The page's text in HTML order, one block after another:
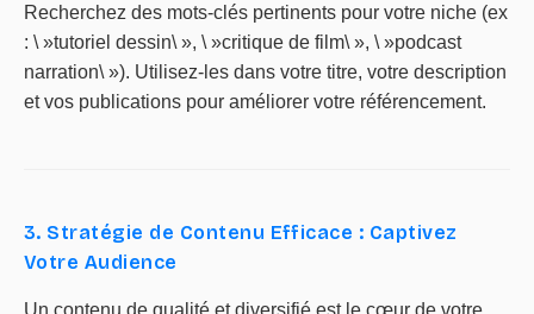
Recherchez des mots-clés pertinents pour votre niche (ex
: \ »tutoriel dessin\ », \ »critique de film\ », \ »podcast
narration\ »). Utilisez-les dans votre titre, votre description
et vos publications pour améliorer votre référencement.
3. Stratégie de Contenu Efficace : Captivez
Votre Audience